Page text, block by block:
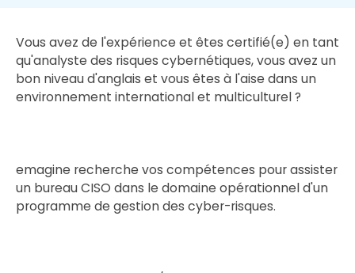
Vous avez de l'expérience et êtes certifié(e) en tant
qu'analyste des risques cybernétiques, vous avez un
bon niveau d'anglais et vous êtes à l'aise dans un
environnement international et multiculturel ?
emagine recherche vos compétences pour assister
un bureau CISO dans le domaine opérationnel d'un
programme de gestion des cyber-risques.